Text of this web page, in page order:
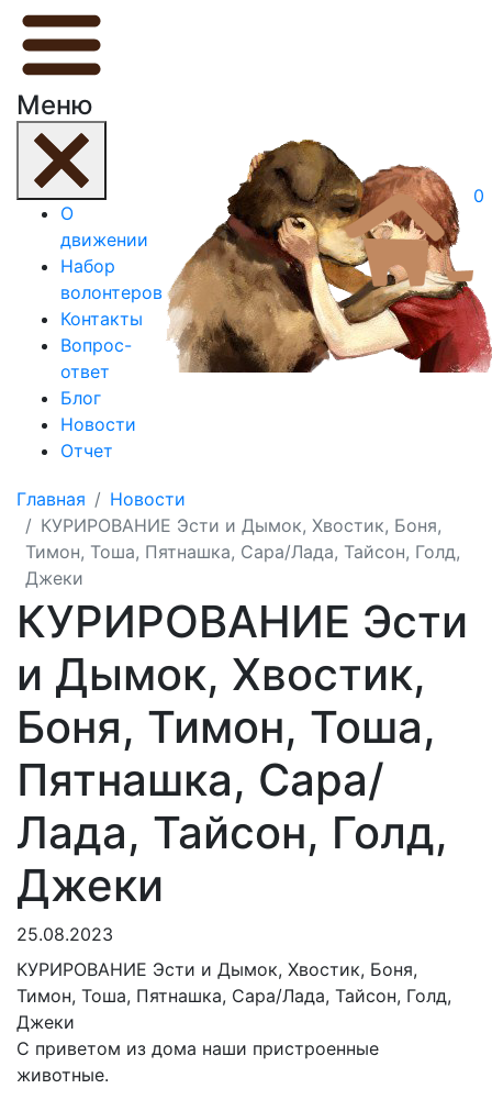
Меню
О
движении
Набор
волонтеров
Контакты
Вопрос-
ответ
Блог
Новости
Отчет
0
Главная
Новости
КУРИРОВАНИЕ Эсти и Дымок, Хвостик, Боня,
Тимон, Тоша, Пятнашка, Сара/Лада, Тайсон, Голд,
Джеки
КУРИРОВАНИЕ Эсти
и Дымок, Хвостик,
Боня, Тимон, Тоша,
Пятнашка, Сара/
Лада, Тайсон, Голд,
Джеки
25.08.2023
КУРИРОВАНИЕ Эсти и Дымок, Хвостик, Боня,
Тимон, Тоша, Пятнашка, Сара/Лада, Тайсон, Голд,
Джеки
С приветом из дома наши пристроенные
животные.